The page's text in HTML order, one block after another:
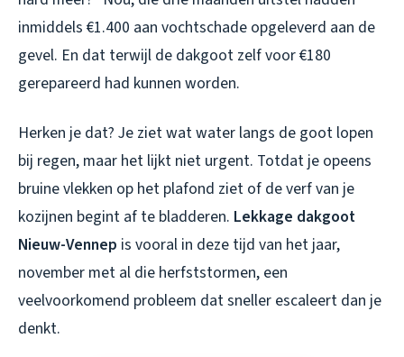
inmiddels €1.400 aan vochtschade opgeleverd aan de
gevel. En dat terwijl de dakgoot zelf voor €180
gerepareerd had kunnen worden.
Herken je dat? Je ziet wat water langs de goot lopen
bij regen, maar het lijkt niet urgent. Totdat je opeens
bruine vlekken op het plafond ziet of de verf van je
kozijnen begint af te bladderen. Lekkage dakgoot
Nieuw-Vennep is vooral in deze tijd van het jaar,
november met al die herfststormen, een
veelvoorkomend probleem dat sneller escaleert dan je
denkt.